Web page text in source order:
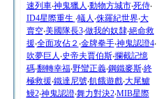
速列車‧神鬼獵人 ‧動物方城市‧死侍‧
ID4星際重生 ‧蟻人 ‧侏羅紀世界‧大
賣空‧美國隊長3‧做我的奴隸‧絕命救
援‧全面攻佔２ ‧金牌拳手‧神鬼認證4‧
吹夢巨人 ‧史帝夫賈伯斯‧攔截記憶
碼‧翻轉幸福‧野蠻正義‧鋼鐵麥斯‧終
極救援‧鐵達尼號‧飢餓遊戲‧大尾鱸
鰻2‧神鬼認證‧舞力對決2‧MIB星際